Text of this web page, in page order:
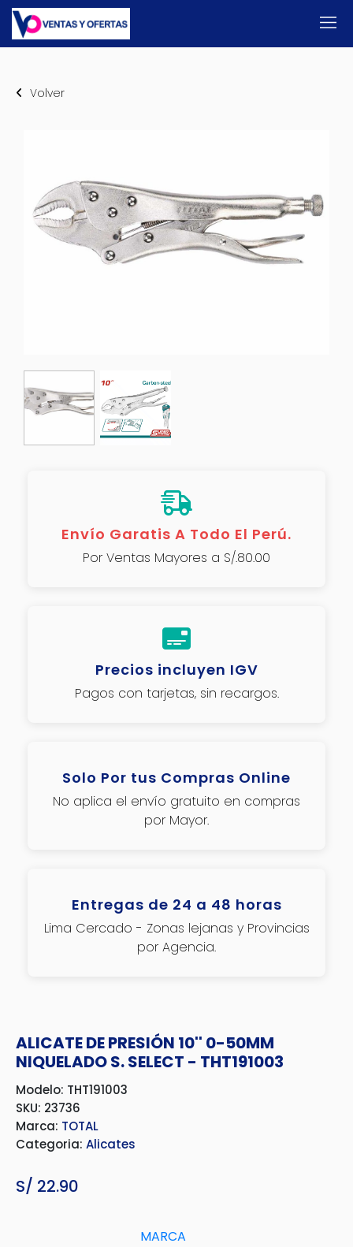
Volver
Envío Garatis A Todo El Perú.
Por Ventas Mayores a S/.80.00
Precios incluyen IGV
Pagos con tarjetas, sin recargos.
Solo Por tus Compras Online
No aplica el envío gratuito en compras
por Mayor.
Entregas de 24 a 48 horas
Lima Cercado - Zonas lejanas y Provincias
por Agencia.
ALICATE DE PRESIÓN 10'' 0-50MM
NIQUELADO S. SELECT - THT191003
Modelo: THT191003
SKU: 23736
Marca: TOTAL
Categoria: Alicates
S/ 22.90
MARCA